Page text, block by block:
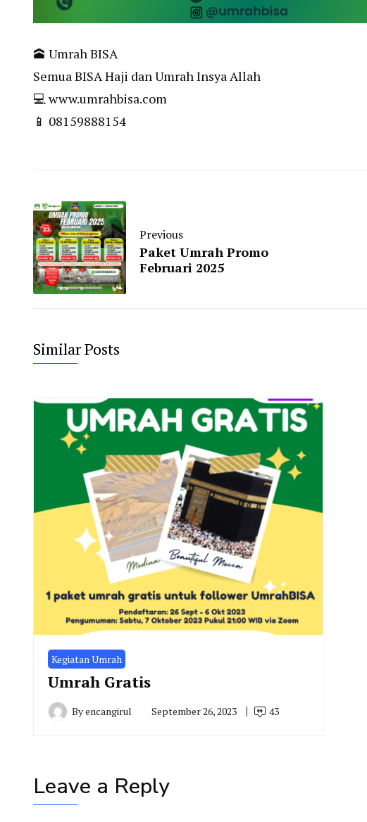
🕋 Umrah BISA
Semua BISA Haji dan Umrah Insya Allah
💻 www.umrahbisa.com
📱 08159888154
Previous
Paket Umrah Promo
Februari 2025
Similar Posts
Kegiatan Umrah
Umrah Gratis
Byencangirul September 26, 2023 43
Leave a Reply